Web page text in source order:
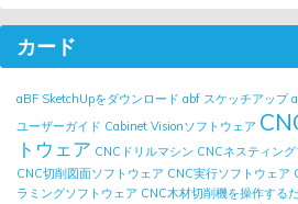
カード
aBF SketchUpをダウンロード abf スケッチアップ
ユーザーガイド Cabinet Visionソフトウェア
トウェア CNCドリルマシン CNCネスティン
CNC切削図面ソフトウェア CNC実行ソフトウェア
ラミングソフトウェア CNC木材切削機を操作する